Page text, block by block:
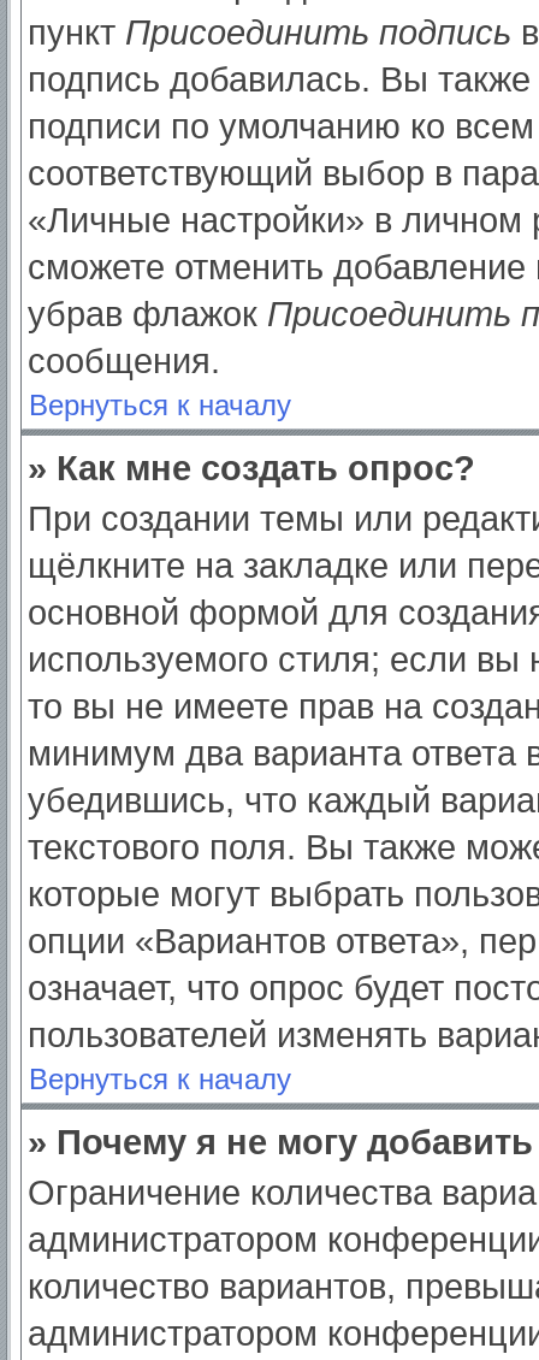
пункт Присоединить подпись
подпись добавилась. Вы
подписи по умолчанию ко
соответствующий выбор в
«Личные настройки» в
сможете отменить
убрав флажок Присоединить
сообщения.
Вернуться к началу
» Как мне создать опрос?
При создании темы или
щёлкните на закладке или
основной формой для
используемого стиля; если
то вы не имеете прав на
минимум два варианта ответа
убедившись, что каждый
текстового поля. Вы также
которые могут выбрать
опции «Вариантов ответа»,
означает, что опрос будет
пользователей изменять
Вернуться к началу
» Почему я не могу
Ограничение количества
администратором
количество вариантов,
администратором